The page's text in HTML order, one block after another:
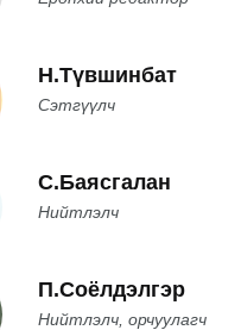
Н.Түвшинбат
Сэтгүүлч
С.Баясгалан
Нийтлэлч
П.Соёлдэлгэр
Нийтлэлч, орчуулагч